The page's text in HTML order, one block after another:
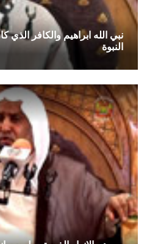
نبي الله ابراهيم والكافر
النبوة